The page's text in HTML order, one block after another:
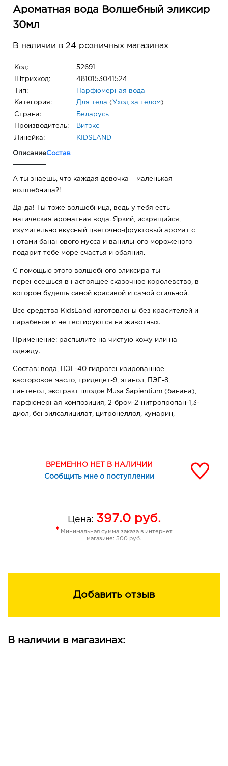
Ароматная вода Волшебный эликсир
30мл
В наличии в 24 розничных магазинах
Код: 52691
Штрихкод: 4810153041524
Тип: Парфюмерная вода
Категория: Для тела ( Уход за телом )
Страна: Беларусь
Производитель: Витэкс
Линейка: KIDSLAND
ОписаниеСостав
А ты знаешь, что каждая девочка – маленькая
волшебница?!
Да-да! Ты тоже волшебница, ведь у тебя есть
магическая ароматная вода. Яркий, искрящийся,
изумительно вкусный цветочно-фруктовый аромат с
нотами бананового мусса и ванильного мороженого
подарит тебе море счастья и обаяния.
С помощью этого волшебного эликсира ты
перенесешься в настоящее сказочное королевство, в
котором будешь самой красивой и самой стильной.
Все средства KidsLand изготовлены без красителей и
парабенов и не тестируются на животных.
Применение: распылите на чистую кожу или на
одежду.
Состав: вода, ПЭГ-40 гидрогенизированное
касторовое масло, тридецет-9, этанол, ПЭГ-8,
пантенол, экстракт плодов Musa Sapientium (банана),
парфюмерная композиция, 2-бром-2-нитропропан-1,3-
диол, бензилсалицилат, цитронеллол, кумарин,
ВРЕМЕННО НЕТ В НАЛИЧИИ
Сообщить мне о поступлении
Цена: 397.0руб.
* Минимальная сумма заказа в интернет
магазине: 500 руб.
Добавить отзыв
В наличии в магазинах: